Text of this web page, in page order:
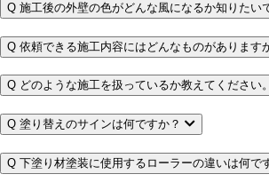
Q 施工後の外壁の色がどんな風になるか知りたい
Q 依頼できる施工内容にはどんなものがあります
Q どのような施工を扱っているか教えてください。
Q 塗り替えのサインは何ですか？
Q 下塗り材塗装に使用するローラーの違いは何で